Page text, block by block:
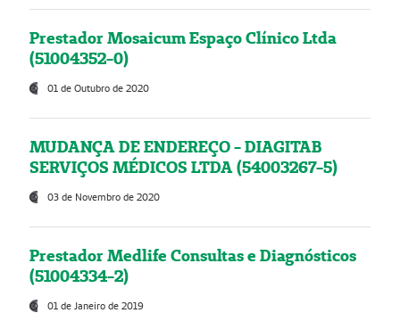
Prestador Mosaicum Espaço Clínico Ltda
(51004352-0)
01 de Outubro de 2020
MUDANÇA DE ENDEREÇO - DIAGITAB
SERVIÇOS MÉDICOS LTDA (54003267-5)
03 de Novembro de 2020
Prestador Medlife Consultas e Diagnósticos
(51004334-2)
01 de Janeiro de 2019